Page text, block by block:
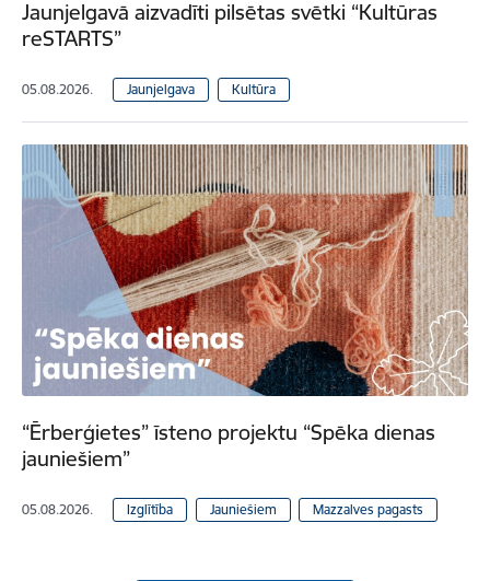
Jaunjelgavā aizvadīti pilsētas svētki “Kultūras
reSTARTS”
05.08.2026. Jaunjelgava Kultūra
“Ērberģietes” īsteno projektu “Spēka dienas
jauniešiem”
05.08.2026. Izglītība Jauniešiem Mazzalves pagasts